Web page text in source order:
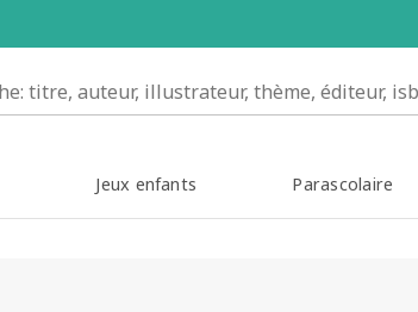
Jeux enfants Parascolaire